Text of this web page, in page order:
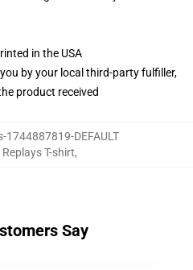
in the USA
by your local third-party fulfiller,
product received
1744887819-DEFAULT
Replays T-shirt,
Say